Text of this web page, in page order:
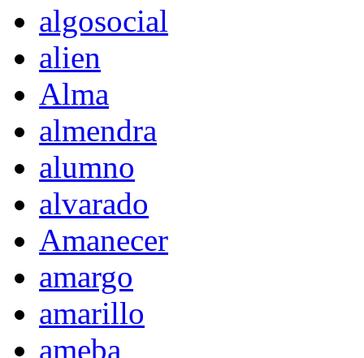
algosocial
alien
Alma
almendra
alumno
alvarado
Amanecer
amargo
amarillo
ameba